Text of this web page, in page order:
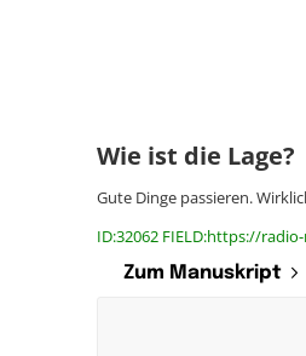
Wie ist die Lage?
Gute Dinge passieren.
ID:32062 FIELD:https://
Zum Manuskript